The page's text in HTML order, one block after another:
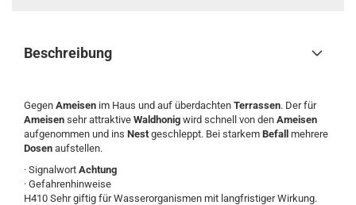
Beschreibung
Gegen Ameisen im Haus und auf überdachten Terrassen. Der für
Ameisen sehr attraktive Waldhonig wird schnell von den Ameisen
aufgenommen und ins Nestgeschleppt. Bei starkem Befall mehrere
Dosen aufstellen.
· Signalwort Achtung
· Gefahrenhinweise
H410 Sehr giftig für Wasserorganismen mit langfristiger Wirkung.